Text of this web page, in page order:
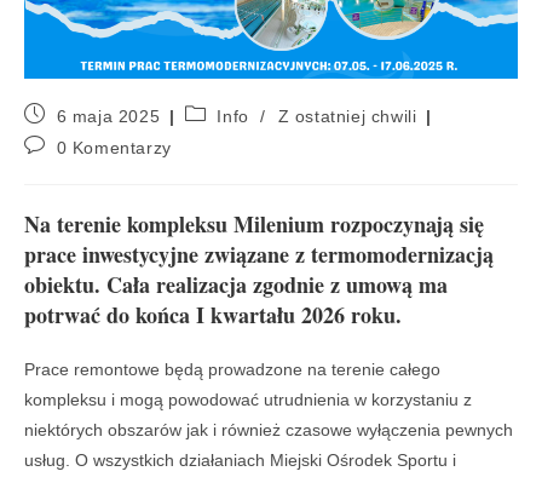
6 maja 2025 Info /
Z ostatniej chwili
0 Komentarzy
Na terenie kompleksu Milenium rozpoczynają się
prace inwestycyjne związane z termomodernizacją
obiektu. Cała realizacja zgodnie z umową ma
potrwać do końca I kwartału 2026 roku.
Prace remontowe będą prowadzone na terenie całego
kompleksu i mogą powodować utrudnienia w korzystaniu z
niektórych obszarów jak i również czasowe wyłączenia pewnych
usług. O wszystkich działaniach Miejski Ośrodek Sportu i